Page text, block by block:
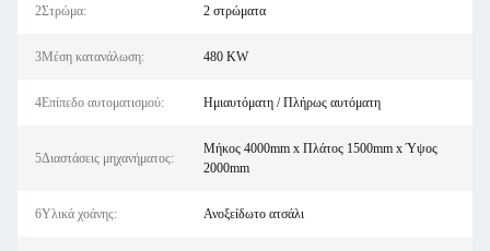
2Στρώμα: 2 στρώματα
3Μέση κατανάλωση: 480 KW
4Επίπεδο αυτοματισμού: Ημιαυτόματη / Πλήρως αυτόματη
5Διαστάσεις μηχανήματος:
Μήκος 4000mm x Πλάτος 1500mm x Ύψος
2000mm
6Υλικά χοάνης: Ανοξείδωτο ατσάλι